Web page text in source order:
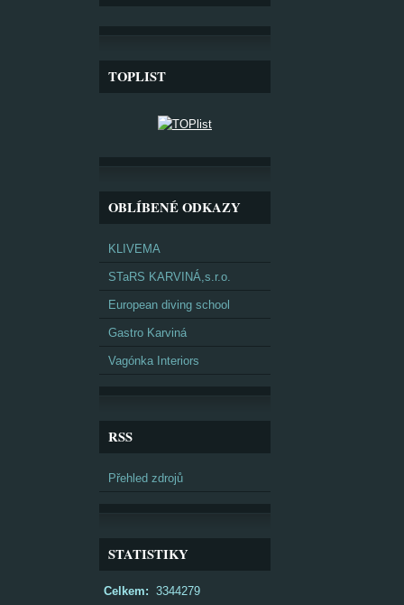
TOPLIST
OBLÍBENÉ ODKAZY
KLIVEMA
STaRS KARVINÁ,s.r.o.
European diving school
Gastro Karviná
Vagónka Interiors
RSS
Přehled zdrojů
STATISTIKY
Celkem: 3344279